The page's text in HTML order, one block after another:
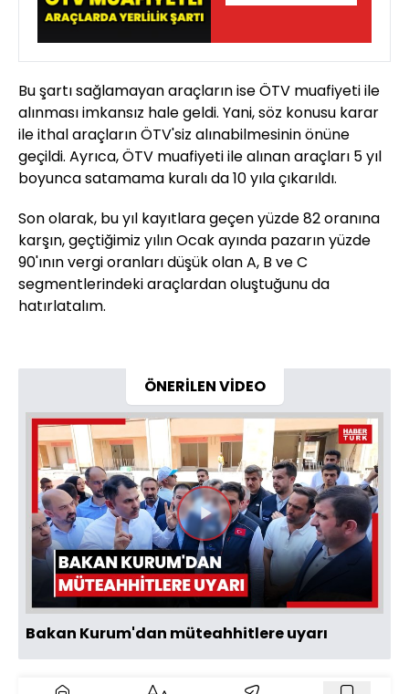
Bu şartı sağlamayan araçların ise ÖTV muafiyeti ile
alınması imkansız hale geldi. Yani, söz konusu karar
ile ithal araçların ÖTV'siz alınabilmesinin önüne
geçildi. Ayrıca, ÖTV muafiyeti ile alınan araçları 5 yıl
boyunca satamama kuralı da 10 yıla çıkarıldı.
Son olarak, bu yıl kayıtlara geçen yüzde 82 oranına
karşın, geçtiğimiz yılın Ocak ayında pazarın yüzde
90'ının vergi oranları düşük olan A, B ve C
segmentlerindeki araçlardan oluştuğunu da
hatırlatalım.
ÖNERİLEN VİDEO
Videoyu
Oynat
Bakan Kurum'dan müteahhitlere uyarı